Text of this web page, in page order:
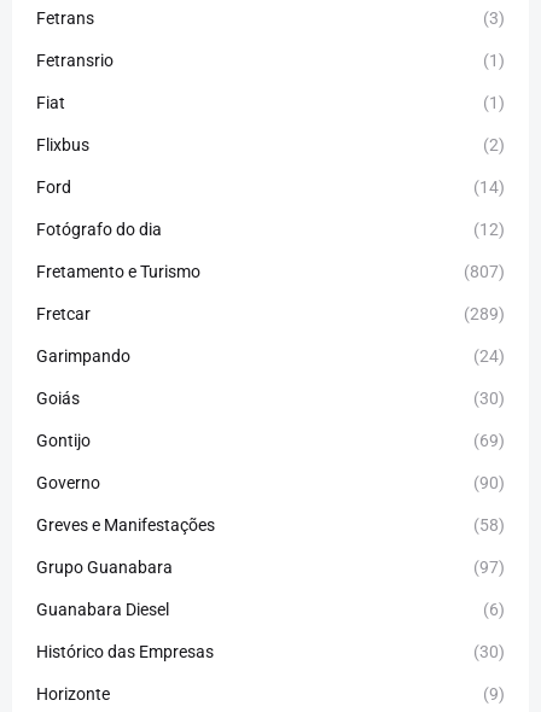
Fetrans (3)
Fetransrio (1)
Fiat (1)
Flixbus (2)
Ford (14)
Fotógrafo do dia (12)
Fretamento e Turismo (807)
Fretcar (289)
Garimpando (24)
Goiás (30)
Gontijo (69)
Governo (90)
Greves e Manifestações (58)
Grupo Guanabara (97)
Guanabara Diesel (6)
Histórico das Empresas (30)
Horizonte (9)